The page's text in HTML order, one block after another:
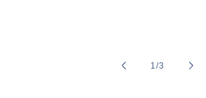
1/of
3